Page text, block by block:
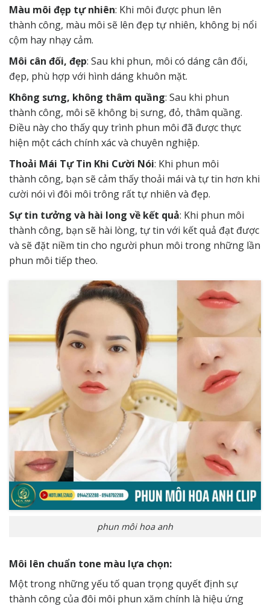
Màu môi đẹp tự nhiên: Khi môi được phun lên
thành công, màu môi sẽ lên đẹp tự nhiên, không bị nổi
cộm hay nhạy cảm.
Môi cân đối, đẹp: Sau khi phun, môi có dáng cân đối,
đẹp, phù hợp với hình dáng khuôn mặt.
Không sưng, không thâm quầng: Sau khi phun
thành công, môi sẽ không bị sưng, đỏ, thâm quầng.
Điều này cho thấy quy trình phun môi đã được thực
hiện một cách chính xác và chuyên nghiệp.
Thoải Mái Tự Tin Khi Cười Nói: Khi phun môi
thành công, bạn sẽ cảm thấy thoải mái và tự tin hơn khi
cười nói vì đôi môi trông rất tự nhiên và đẹp.
Sự tin tưởng và hài long về kết quả: Khi phun môi
thành công, bạn sẽ hài lòng, tự tin với kết quả đạt được
và sẽ đặt niềm tin cho người phun môi trong những lần
phun môi tiếp theo.
phun môi hoa anh
Môi lên chuẩn tone màu lựa chọn:
Một trong những yếu tố quan trọng quyết định sự
thành công của đôi môi phun xăm chính là hiệu ứng